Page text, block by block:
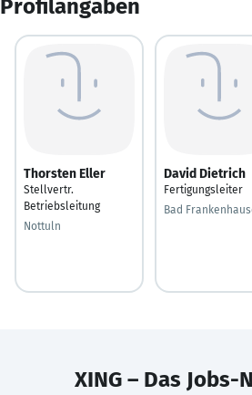
Profilangaben
Thorsten Eller
Stellvertr.
Betriebsleitung
Nottuln
David Dietrich
Fertigungsleiter
Bad
XING – Das Jobs-